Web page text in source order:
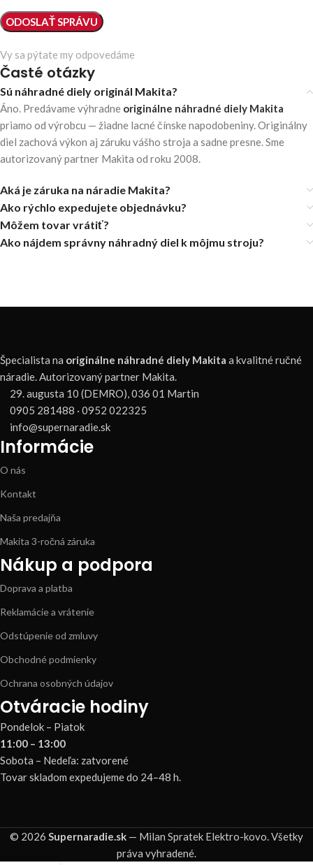
Vy sa pýtate my odpovedáme
Časté otázky
Sú náhradné diely originál Makita?
Áno. Predávame výhradne originálne náhradné diely Makita
priamo od výrobcu — žiadne lacné čínske napodobeniny. Originálny
diel zachová výkon aj záruku vášho stroja a sadne presne. Sme
autorizovaný partner Makita od roku 2008.
Aká je záruka na náradie Makita?
Ako rýchlo expedujete objednávku?
Môžem tovar vrátiť?
Ako nájdem správny náhradný diel k môjmu stroju?
Špecialista na originálne náhradné diely Makita a kvalitné ručné
náradie. Autorizovaný partner Makita.
29. augusta 10 (DEMRO), 036 01 Martin
0905 281488 · 0952 022325
info@supernaradie.sk
Informácie
O nás
Kontakt
Naša predajňa
Makita 3-ročná záruka
Nákup a podpora
Doprava a platba
Reklamácie a vrátenie
Odstúpenie od zmluvy
Obchodné podmienky
Ochrana osobných údajov
Otváracie hodiny
Pondelok – Piatok
11:00 – 13:00
Sobota – Nedeľa: zatvorené
Tovar skladom expedujeme do 24–48 h.
© 2026 Supernaradie.sk — Milan Spratek Elektro-kovo. Všetky
práva vyhradené.